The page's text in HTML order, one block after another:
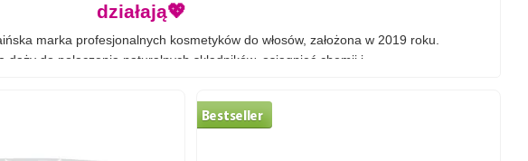
działają💖
marka profesjonalnych kosmetyków do włosów, założona w 2019 roku.
do połączenia naturalnych składników, osiągnięć chemii i
się na terenie Ukrainy, co pozwala kontrolować jakość i obniżać koszty
Bestseller